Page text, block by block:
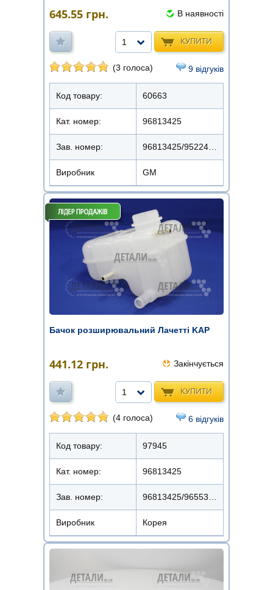
645.55 грн. В наявності
КУПИТИ
1
(3 голоса) 9 відгуків
Код товару: 60663
Кат. номер: 96813425
Зав. номер: 96813425/95224299
Виробник GM
Бачок розширювальний Лачетті KAP
441.12 грн. Закінчується
КУПИТИ
1
(4 голоса) 6 відгуків
Код товару: 97945
Кат. номер: 96813425
Зав. номер:
Виробник Корея